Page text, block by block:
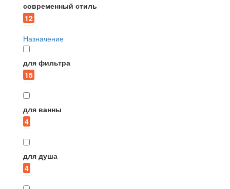
современный стиль
12
Назначение
для фильтра
15
для ванны
4
для душа
4